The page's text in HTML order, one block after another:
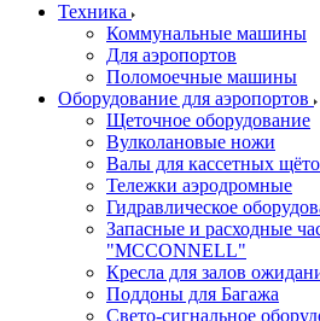
Техника
Коммунальные машины
Для аэропортов
Поломоечные машины
Оборудование для аэропортов
Щеточное оборудование
Вулколановые ножи
Валы для кассетных
Тележки аэродромные
Гидравлическое
Запасные и расходные
"MCCONNELL"
Кресла для залов
Поддоны для Багажа
Свето-сигнальное